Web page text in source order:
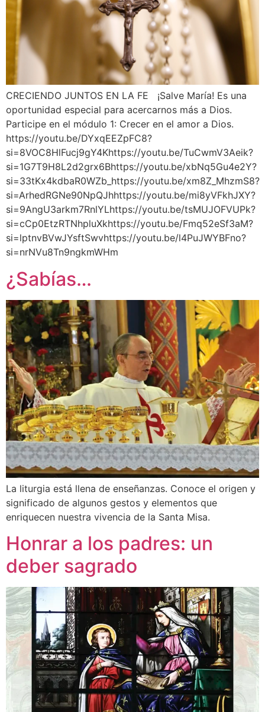
CRECIENDO JUNTOS EN LA FE ¡Salve María! Es una
oportunidad especial para acercarnos más a Dios.
Participe en el módulo 1: Crecer en el amor a Dios.
https://youtu.be/DYxqEEZpFC8?
si=8VOC8HlFucj9gY4Khttps://youtu.be/TuCwmV3Aeik?
si=1G7T9H8L2d2grx6Bhttps://youtu.be/xbNq5Gu4e2Y?
si=33tKx4kdbaR0WZb_https://youtu.be/xm8Z_MhzmS8?
si=ArhedRGNe90NpQJhhttps://youtu.be/mi8yVFkhJXY?
si=9AngU3arkm7RnlYLhttps://youtu.be/tsMUJOFVUPk?
si=cCp0EtzRTNhpluXkhttps://youtu.be/Fmq52eSf3aM?
si=lptnvBVwJYsftSwvhttps://youtu.be/l4PuJWYBFno?
si=nrNVu8Tn9ngkmWHm
¿Sabías…
La liturgia está llena de enseñanzas. Conoce el origen y
significado de algunos gestos y elementos que
enriquecen nuestra vivencia de la Santa Misa.
Honrar a los padres: un
deber sagrado